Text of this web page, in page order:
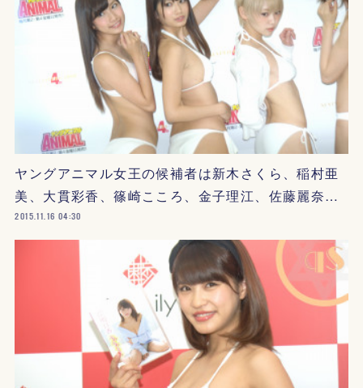
ヤングアニマル女王の候補者は新木さくら、稲村亜
美、大貫彩香、篠崎こころ、金子理江、佐藤麗奈…
2015.11.16 04:30